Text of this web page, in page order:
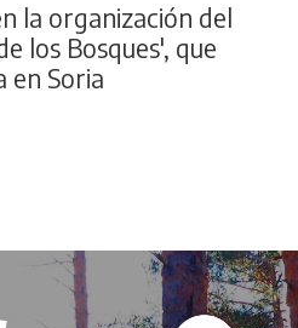
la organización del
los Bosques', que
en Soria